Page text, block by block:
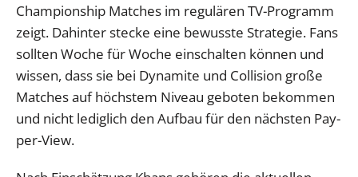
Championship Matches im regulären TV-Programm
zeigt. Dahinter stecke eine bewusste Strategie. Fans
sollten Woche für Woche einschalten können und
wissen, dass sie bei Dynamite und Collision große
Matches auf höchstem Niveau geboten bekommen
und nicht lediglich den Aufbau für den nächsten Pay-
per-View.